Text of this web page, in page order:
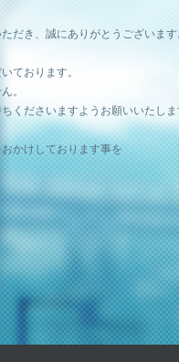
だき、誠にありがとうございま
ております。
。
くださいますようお願いいたし
かけしております事を